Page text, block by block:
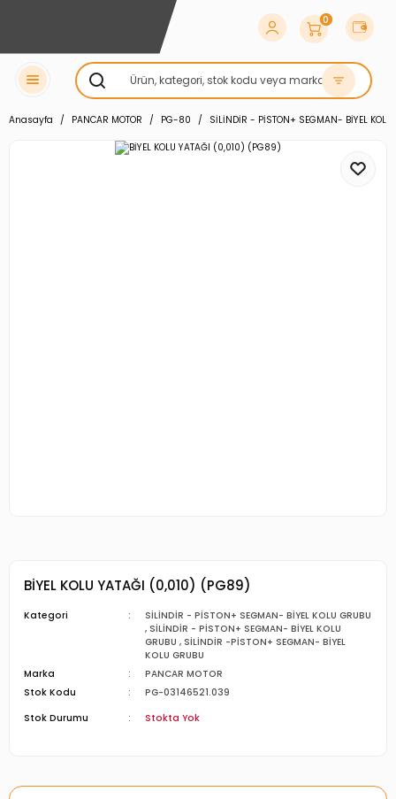
0
Anasayfa PANCAR MOTOR PG-80 SİLİNDİR - PİSTON+ SEGMAN- BİYEL KOLU
BİYEL KOLU YATAĞI (0,010) (PG89)
Kategori
SİLİNDİR - PİSTON+ SEGMAN- BİYEL KOLU GRUBU
, SİLİNDİR - PİSTON+ SEGMAN- BİYEL KOLU
GRUBU , SİLİNDİR -PİSTON+ SEGMAN- BİYEL
KOLU GRUBU
Marka
PANCAR MOTOR
Stok Kodu
PG-03146521.039
Stok Durumu
Stokta Yok